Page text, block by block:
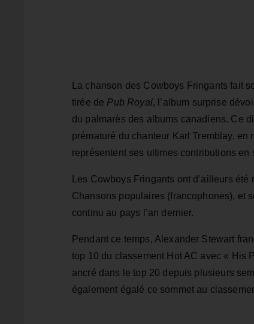
La chanson des Cowboys Fringants fait
tirée de Pub Royal, l’album surprise
du palmarès des albums canadiens. Ce
prématuré du chanteur Karl Tremblay, en
représentent ses ultimes contributions en
Les Cowboys Fringants ont d’ailleurs
Chansons populaires (francophones), et
continu au pays l’an dernier.
Pendant ce temps, Alexander Stewart
top 10 du classement Hot AC avec « His
ancré dans le top 20 depuis plusieurs
également égalé ce sommet au